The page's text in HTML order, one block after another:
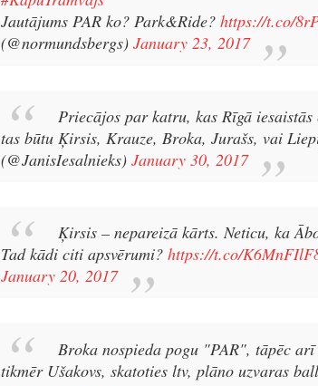
Jautājums PAR ko? Park&Ride? https://t.co/
(@normundsbergs) January 23, 2017
Priecājos par katru, kas Rīgā
tas būtu Ķirsis, Krauze, Broka, Jurašs, vai
(@JanisIesalnieks) January 30, 2017
Ķirsis – nepareizā kārts. Neticu, ka
Tad kādi citi apsvērumi? https://t.co/
January 20, 2017
Broka nospieda pogu "PAR", tāpēc
tikmēr Ušakovs, skatoties ltv, plāno uzvaras